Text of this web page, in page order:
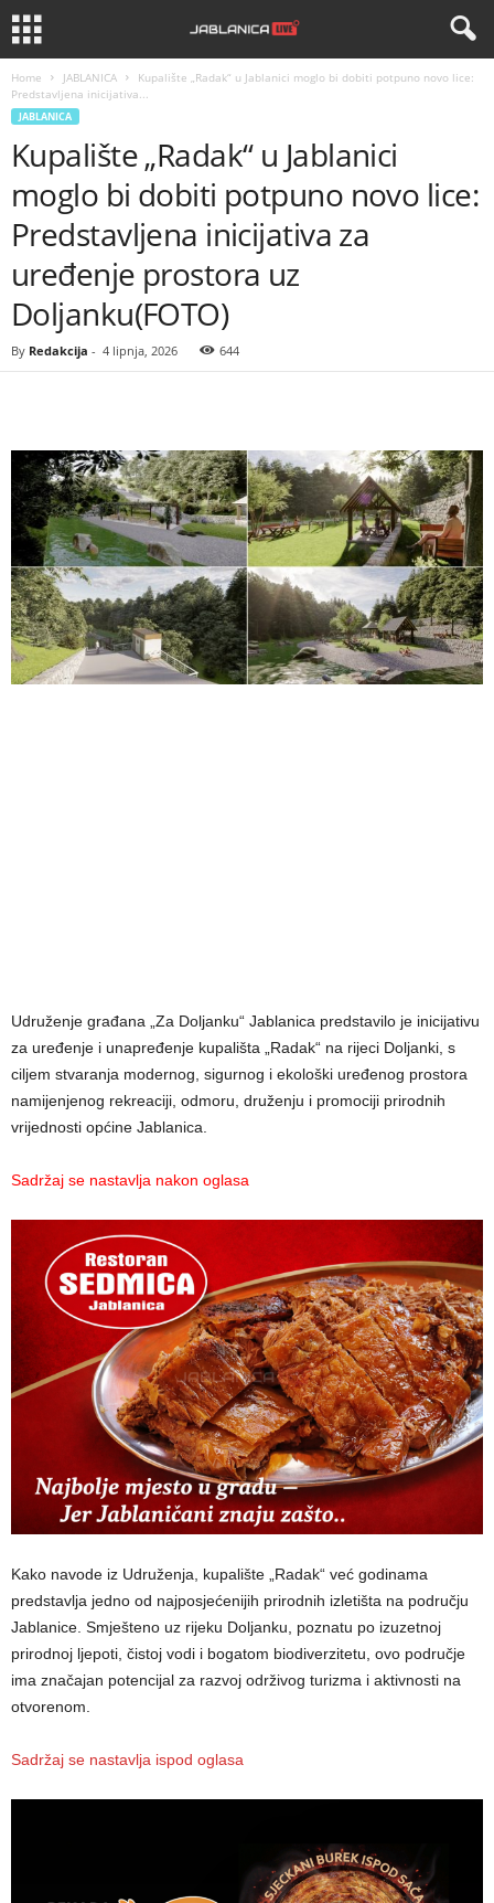
Home JABLANICA
Kupalište „Radak“ u Jablanici moglo bi dobiti potpuno novo lice:
Predstavljena inicijativa...
JABLANICA
Kupalište „Radak“ u Jablanici
moglo bi dobiti potpuno novo lice:
Predstavljena inicijativa za
uređenje prostora uz
Doljanku(FOTO)
By Redakcija - 4 lipnja, 2026 644
Udruženje građana „Za Doljanku“ Jablanica predstavilo je inicijativu
za uređenje i unapređenje kupališta „Radak“ na rijeci Doljanki, s
ciljem stvaranja modernog, sigurnog i ekološki uređenog prostora
namijenjenog rekreaciji, odmoru, druženju i promociji prirodnih
vrijednosti općine Jablanica.
Sadržaj se nastavlja nakon oglasa
Kako navode iz Udruženja, kupalište „Radak“ već godinama
predstavlja jedno od najposjećenijih prirodnih izletišta na području
Jablanice. Smješteno uz rijeku Doljanku, poznatu po izuzetnoj
prirodnoj ljepoti, čistoj vodi i bogatom biodiverzitetu, ovo područje
ima značajan potencijal za razvoj održivog turizma i aktivnosti na
otvorenom.
Sadržaj se nastavlja ispod oglasa